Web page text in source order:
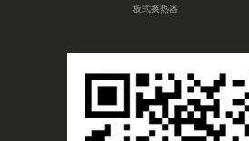
板式换热器